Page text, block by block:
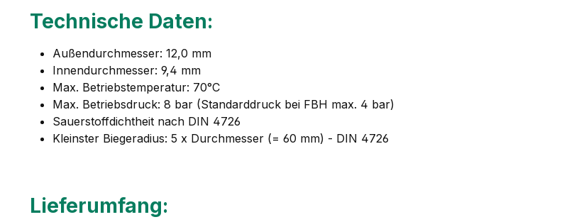
Technische Daten:
Außendurchmesser: 12,0 mm
Innendurchmesser: 9,4 mm
Max. Betriebstemperatur: 70°C
Max. Betriebsdruck: 8 bar (Standarddruck bei FBH max. 4 bar)
Sauerstoffdichtheit nach DIN 4726
Kleinster Biegeradius: 5 x Durchmesser (= 60 mm) - DIN 4726
Lieferumfang: